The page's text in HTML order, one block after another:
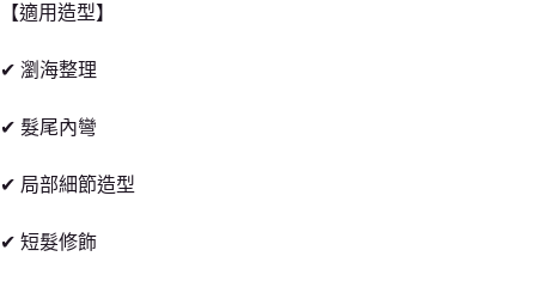
【適用造型】
✔ 瀏海整理
✔ 髮尾內彎
✔ 局部細節造型
✔ 短髮修飾